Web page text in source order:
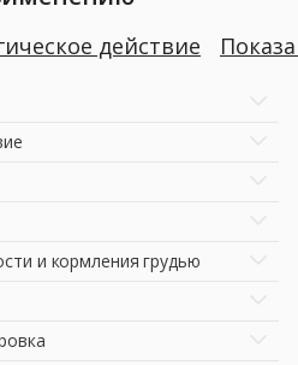
действие
и кормления грудью